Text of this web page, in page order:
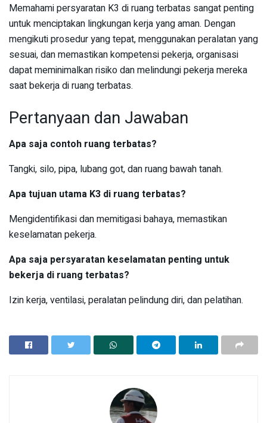
Memahami persyaratan K3 di ruang terbatas sangat penting
untuk menciptakan lingkungan kerja yang aman. Dengan
mengikuti prosedur yang tepat, menggunakan peralatan yang
sesuai, dan memastikan kompetensi pekerja, organisasi
dapat meminimalkan risiko dan melindungi pekerja mereka
saat bekerja di ruang terbatas.
Pertanyaan dan Jawaban
Apa saja contoh ruang terbatas?
Tangki, silo, pipa, lubang got, dan ruang bawah tanah.
Apa tujuan utama K3 di ruang terbatas?
Mengidentifikasi dan memitigasi bahaya, memastikan
keselamatan pekerja.
Apa saja persyaratan keselamatan penting untuk
bekerja di ruang terbatas?
Izin kerja, ventilasi, peralatan pelindung diri, dan pelatihan.